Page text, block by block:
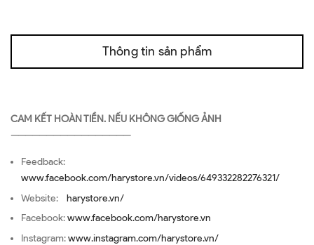
Thông tin sản phẩm
CAM KẾT HOÀN TIỀN. NẾU KHÔNG GIỐNG ẢNH
—————————————————
Feedback:
www.facebook.com/harystore.vn/videos/649332282276321/
Website: harystore.vn/
Facebook:www.facebook.com/harystore.vn
Instagram:www.instagram.com/harystore.vn/